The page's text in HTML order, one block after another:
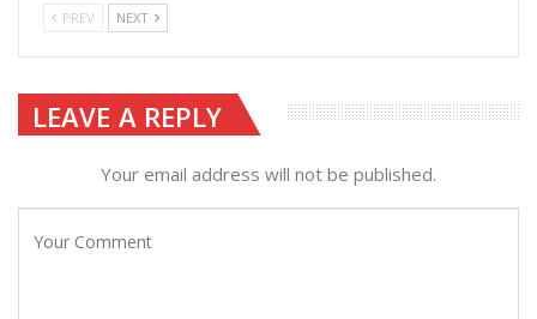
PREV NEXT
LEAVE A REPLY
Your email address will not be published.